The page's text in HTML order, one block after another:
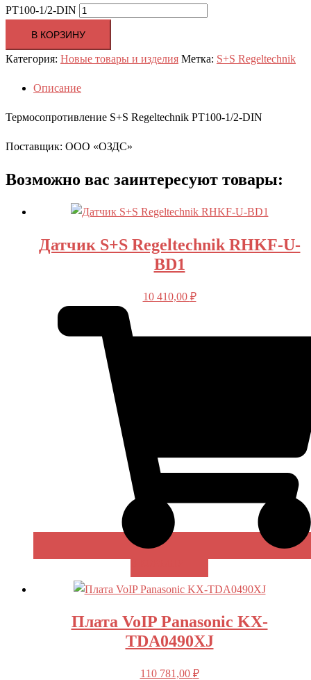
PT100-1/2-DIN
В КОРЗИНУ
Категория: Новые товары и изделия Метка: S+S Regeltechnik
Описание
Термосопротивление S+S Regeltechnik PT100-1/2-DIN
Поставщик: ООО «ОЗДС»
Возможно вас заинтересуют товары:
Датчик S+S Regeltechnik RHKF-U-
BD1
10 410,00 ₽
Плата VoIP Panasonic KX-
TDA0490XJ
110 781,00 ₽